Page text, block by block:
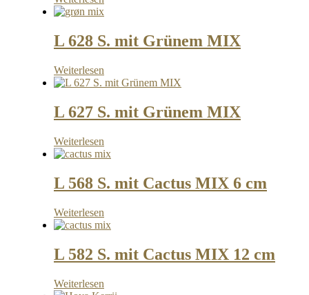
L 628 S. mit Grünem MIX
Weiterlesen
L 627 S. mit Grünem MIX
Weiterlesen
L 568 S. mit Cactus MIX 6 cm
Weiterlesen
L 582 S. mit Cactus MIX 12 cm
Weiterlesen